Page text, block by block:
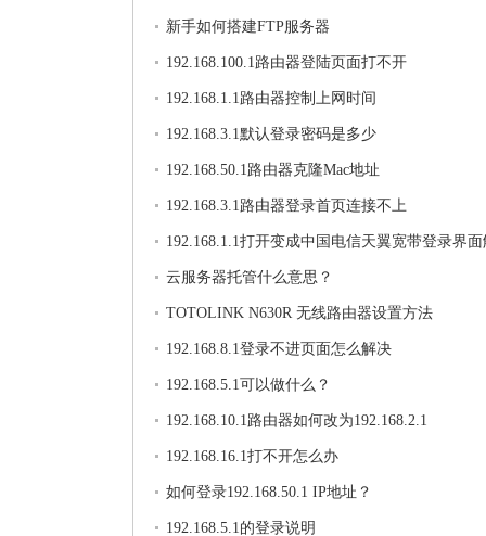
新手如何搭建FTP服务器
192.168.100.1路由器登陆页面打不开
192.168.1.1路由器控制上网时间
192.168.3.1默认登录密码是多少
192.168.50.1路由器克隆Mac地址
192.168.3.1路由器登录首页连接不上
192.168.1.1打开变成中国电信天翼宽带登录界
法
云服务器托管什么意思？
TOTOLINK N630R 无线路由器设置方法
192.168.8.1登录不进页面怎么解决
192.168.5.1可以做什么？
192.168.10.1路由器如何改为192.168.2.1
192.168.16.1打不开怎么办
如何登录192.168.50.1 IP地址？
192.168.5.1的登录说明